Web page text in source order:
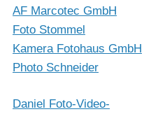
AF Marcotec GmbH
Foto Stommel
Kamera Fotohaus GmbH
Photo Schneider
Daniel Foto-Video-